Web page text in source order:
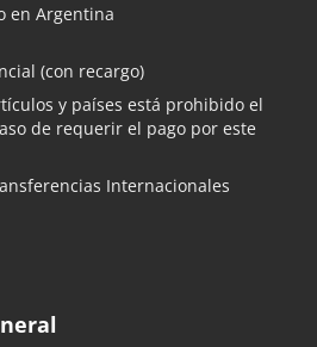
en Argentina
(con recargo)
y países está prohibido el
de requerir el pago por este
Internacionales